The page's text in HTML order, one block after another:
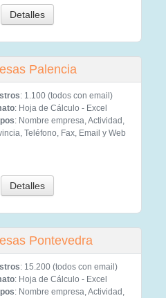
Detalles
Palencia
: 1.100 (todos con email)
: Hoja de Cálculo - Excel
: Nombre empresa, Actividad,
Teléfono, Fax, Email y Web
Detalles
Pontevedra
: 15.200 (todos con email)
: Hoja de Cálculo - Excel
: Nombre empresa, Actividad,